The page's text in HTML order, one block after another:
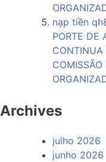
nạp tiền
PORTE DE
CONTINUA
Archives
julho 2026
junho 2026